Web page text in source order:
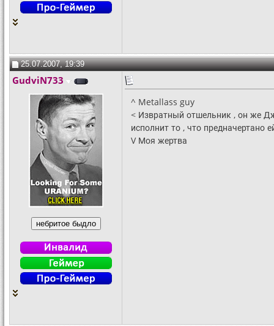
25.07.2007, 19:39
GudviN733
^ Metallass guy
< Извратный отшельник , он же
исполнит то , что предначертано
V Моя жертва